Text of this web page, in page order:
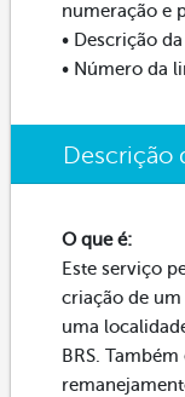
numeração e
• Descrição
• Número da
Descrição
O que é:
Este serviço
criação de
uma
BRS.